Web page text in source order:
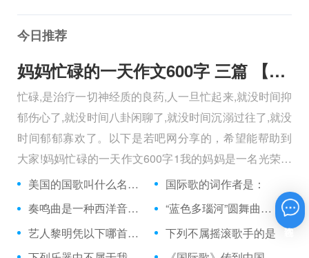
今日推荐
妈妈忙碌的一天作文600字 三篇 【600字】
忙碌,是治疗一切神经质的良药,人一旦忙起来,就没时间抑
郁伤心了,就没时间八卦闲聊了,就没时间沉溺过往了,就没
时间郁郁寡欢了。以下是若吧网分享的，希望能帮助到
大家!妈妈忙碌的一天作文600字1我的妈妈是一名光荣的
人民警察，她总有做不完的事情。
美国的国歌叫什么名字？
国际歌的词作者是：
奏鸣曲是一种西洋音乐体裁吗？
“蓝色多瑙河”圆舞曲的作者是奥地利的哪一位作曲家？
艺人黎明凭以下哪首歌参加歌唱比赛获奖而进入娱乐圈
下列不属摇滚歌手的是